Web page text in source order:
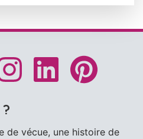
de vécue, une histoire de